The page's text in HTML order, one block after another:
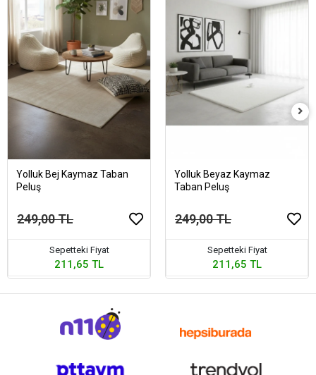
Yolluk Bej Kaymaz Taban
Peluş
249,00 TL
Sepetteki Fiyat
211,65 TL
Yolluk Beyaz Kaymaz
Taban Peluş
249,00 TL
Sepetteki Fiyat
211,65 TL